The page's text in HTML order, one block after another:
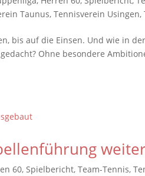
Taunus,Tennisverein Usingen,
bis auf die Einsen. Und wie in
Ohne besondere
60,Spielbericht,Team-Tennis,